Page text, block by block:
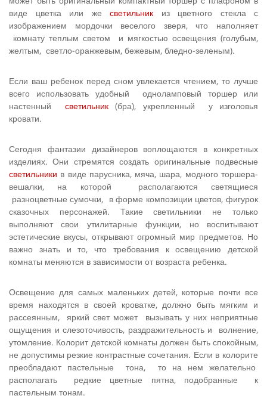
виде цветка или же светильник из цветного стекла с
изображением мордочки веселого зверя, что наполняет
комнату теплым све­том и мягкостью освещения (голубым,
желтым, светло-оранжевым, бежевым, бледно-зеленым).
Если ваш ребенок перед сном увлекается чтением, то лучше
всего использовать удобный одноламповый торшер или
настенный светильник(бра), укрепленный у изголовья
кровати.
Сегодня фантазии дизайнеров воплощаются в конкретных
изделиях. Они стремятся создать оригинальные подвесные
светильники в виде парусника, мяча, шара, модного торшера-
вешалки, на которой располагаются светящиеся
разноцветные сумочки, в форме композиции цветов, фигурок
сказочных персонажей. Такие светильники не только
выполняют свои утилитарные функции, но воспитывают
эстетические вкусы, открывают огромный мир предметов. Но
важно знать и то, что требования к освещению детской
комнаты меняются в за­висимости от возраста ребенка.
Освещение для самых маленьких детей, которые почти все
время находятся в своей кроватке, должно быть мягким и
рассеянным, яркий свет может вызывать у них неприятные
ощущения и слезоточивость, раздражительность и волнение,
утомление. Колорит детской комнаты должен быть спокойным,
не допустимы резкие контрастные сочетания. Если в колорите
преобладают пастельные тона, то на нем желательно
располагать редкие цветные пятна, подобранные к
пастельным тонам.